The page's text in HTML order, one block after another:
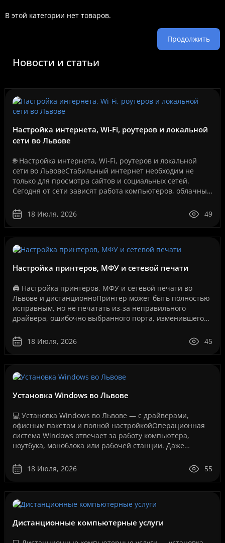
В этой категории нет товаров.
Продолжить
Новости и статьи
Настройка интернета, Wi-Fi, роутеров и локальной
сети во Львове
🌐 Настройка интернета, Wi-Fi, роутеров и локальной
сети во ЛьвовеСтабильный интернет необходим не
только для просмотра сайтов и социальных сетей.
Сегодня от сети зависят работа компьютеров, облачные
18 Июля, 2026
49
Настройка принтеров, МФУ и сетевой печати
🖨️ Настройка принтеров, МФУ и сетевой печати во
Львове и дистанционноПринтер может быть полностью
исправным, но не печатать из-за неправильного
драйвера, ошибочно выбранного порта, изменившегося
соединение..
18 Июля, 2026 45
Установка Windows во Львове
💻 Установка Windows во Львове — с драйверами,
офисным пакетом и полной настройкойОперационная
система Windows отвечает за работу компьютера,
ноутбука, моноблока или рабочей станции. Даже
если система у..
18 Июля, 2026 55
Дистанционные компьютерные услуги